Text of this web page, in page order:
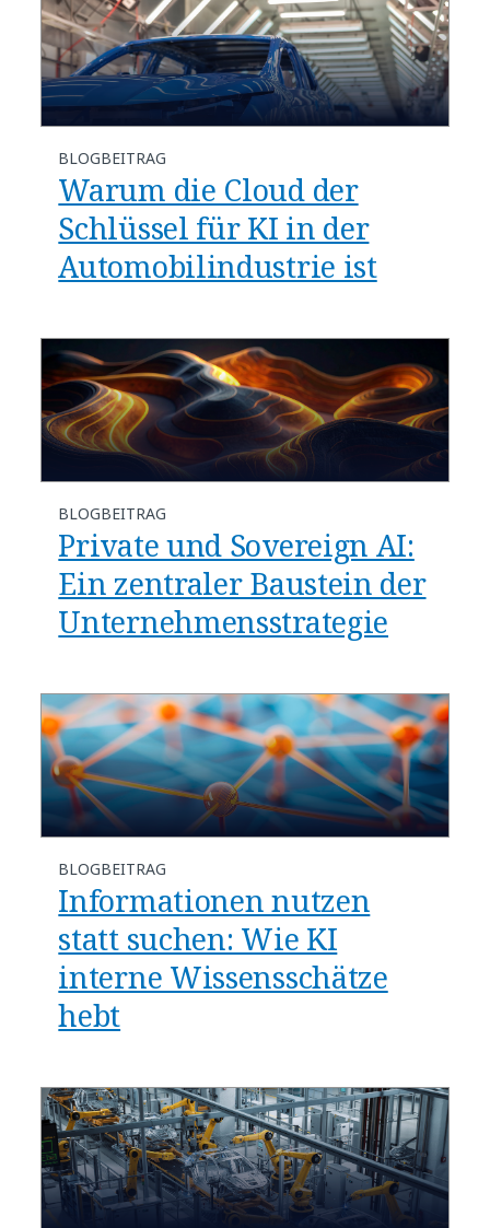
BLOGBEITRAG
Warum die Cloud der
Schlüssel für KI in der
Automobilindustrie ist
BLOGBEITRAG
Private und Sovereign AI:
Ein zentraler Baustein der
Unternehmensstrategie
BLOGBEITRAG
Informationen nutzen
statt suchen: Wie KI
interne Wissensschätze
hebt